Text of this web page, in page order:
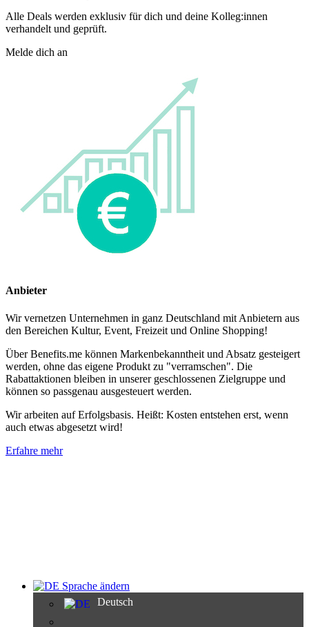
Alle Deals werden exklusiv für dich und deine Kolleg:innen
verhandelt und geprüft.
Melde dich an
Anbieter
Wir vernetzen Unternehmen in ganz Deutschland mit Anbietern aus
den Bereichen Kultur, Event, Freizeit und Online Shopping!
Über Benefits.me können Markenbekanntheit und Absatz gesteigert
werden, ohne das eigene Produkt zu "verramschen". Die
Rabattaktionen bleiben in unserer geschlossenen Zielgruppe und
können so passgenau ausgesteuert werden.
Wir arbeiten auf Erfolgsbasis. Heißt: Kosten entstehen erst, wenn
auch etwas abgesetzt wird!
Erfahre mehr
Sprache ändern
Deutsch